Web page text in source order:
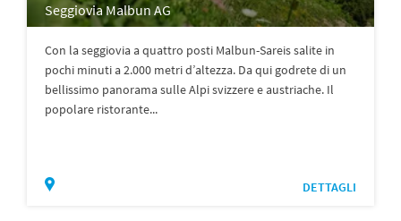
Seggiovia Malbun AG
Con la seggiovia a quattro posti Malbun-Sareis salite in
pochi minuti a 2.000 metri d’altezza. Da qui godrete di un
bellissimo panorama sulle Alpi svizzere e austriache. Il
popolare ristorante...
DETTAGLI